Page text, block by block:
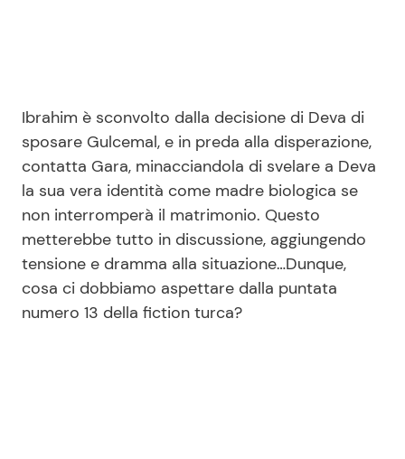
Disclaimer e Privacy
Redazione
Contattaci
Pubblicità
Privacy Policy
Ibrahim è sconvolto dalla decisione di Deva di
sposare Gulcemal, e in preda alla disperazione,
contatta Gara, minacciandola di svelare a Deva
la sua vera identità come madre biologica se
non interromperà il matrimonio. Questo
metterebbe tutto in discussione, aggiungendo
tensione e dramma alla situazione…Dunque,
cosa ci dobbiamo aspettare dalla puntata
numero 13 della fiction turca?